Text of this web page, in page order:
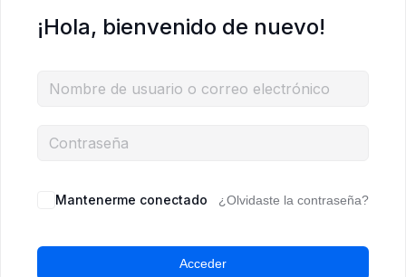
¡Hola, bienvenido de nuevo!
Mantenerme conectado ¿Olvidaste la contraseña?
Acceder